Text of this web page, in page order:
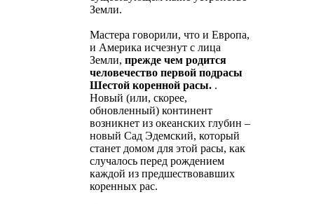
Земли.
Мастера говорили, что и Европа,
и Америка исчезнут с лица
Земли, прежде чем родится
человечество первой подрасы
Шестой коренной расы. .
Новый (или, скорее,
обновленный) континент
возникнет из океанских глубин –
новый Сад Эдемский, который
станет домом для этой расы, как
случалось перед рождением
каждой из предшествовавших
коренных рас.